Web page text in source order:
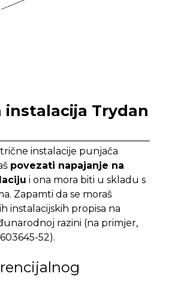
instalacija Trydan
instalacije punjača
povezati napajanje na
i ona mora biti u skladu s
Zapamti da se moraš
instalacijskih propisa na
razini (na primjer,
52).